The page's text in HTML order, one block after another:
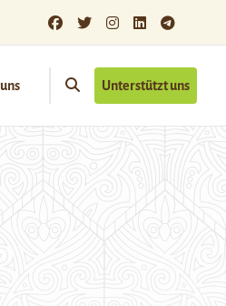
Unterstützt uns